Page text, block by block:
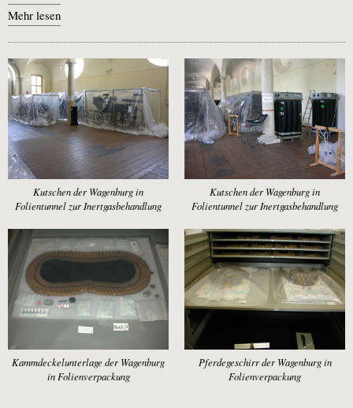
Mehr lesen
Kutschen der Wagenburg in
Folientunnel zur Inertgasbehandlung
Kutschen der Wagenburg in
Folientunnel zur Inertgasbehandlung
Kammdeckelunterlage der Wagenburg
in Folienverpackung
Pferdegeschirr der Wagenburg in
Folienverpackung